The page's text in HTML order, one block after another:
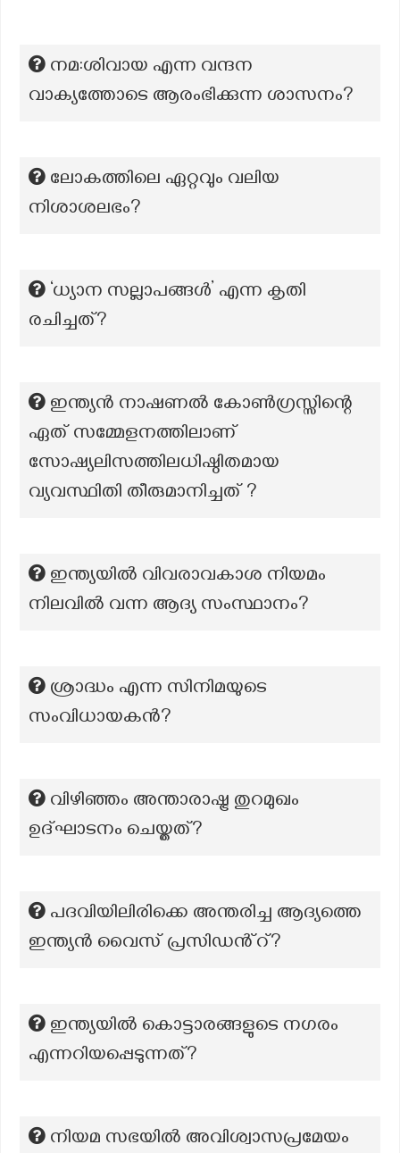
നമ:ശിവായ എന്ന വന്ദന
വാക്യത്തോടെ ആരംഭിക്കുന്ന ശാസനം?
ലോകത്തിലെ ഏറ്റവും വലിയ
നിശാശലഭം?
‘ധ്യാന സല്ലാപങ്ങൾ’ എന്ന കൃതി
രചിച്ചത്?
ഇന്ത്യൻ നാഷണൽ കോൺഗ്രസ്സിന്റെ
ഏത് സമ്മേളനത്തിലാണ്
സോഷ്യലിസത്തിലധിഷ്ഠിതമായ
വ്യവസ്ഥിതി തീരുമാനിച്ചത് ?
ഇന്ത്യയിൽ വിവരാവകാശ നിയമം
നിലവിൽ വന്ന ആദ്യ സംസ്ഥാനം?
ശ്രാദ്ധം എന്ന സിനിമയുടെ
സംവിധായകന്‍?
വിഴിഞ്ഞം അന്താരാഷ്ട്ര തുറമുഖം
ഉദ്ഘാടനം ചെയ്തത്?
പദവിയിലിരിക്കെ അന്തരിച്ച ആദ്യത്തെ
ഇന്ത്യൻ വൈസ് പ്രസിഡൻ്റ്?
ഇന്ത്യയിൽ കൊട്ടാരങ്ങളുടെ നഗരം
എന്നറിയപ്പെടുന്നത്?
നിയമ സഭയിൽ അവിശ്വാസപ്രമേയം